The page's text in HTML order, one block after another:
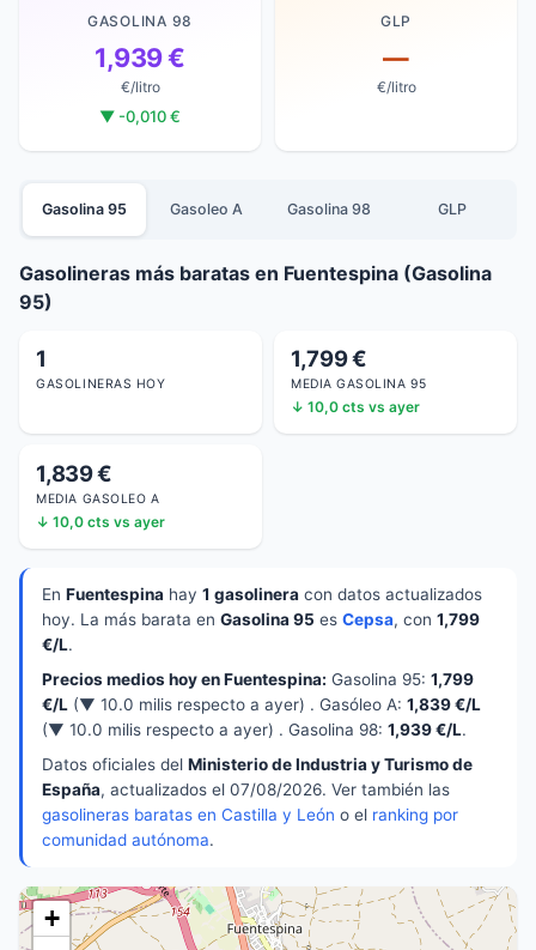
GASOLINA 98
1,939 €
€/litro
▼ -0,010 €
GLP
—
€/litro
Gasolina 95 Gasoleo A Gasolina 98 GLP
Gasolineras más baratas en Fuentespina (Gasolina
95)
1
GASOLINERAS HOY
1,799 €
MEDIA GASOLINA 95
↓ 10,0 cts vs ayer
1,839 €
MEDIA GASOLEO A
↓ 10,0 cts vs ayer
En Fuentespina hay 1 gasolinera con datos actualizados
hoy. La más barata en Gasolina 95 es Cepsa, con 1,799
€/L.
Precios medios hoy en Fuentespina: Gasolina 95: 1,799
€/L (▼ 10.0 milis respecto a ayer) . Gasóleo A: 1,839 €/L
(▼ 10.0 milis respecto a ayer) . Gasolina 98: 1,939 €/L.
Datos oficiales del Ministerio de Industria y Turismo de
España, actualizados el 07/08/2026. Ver también las
gasolineras baratas en Castilla y León o el ranking por
comunidad autónoma.
+